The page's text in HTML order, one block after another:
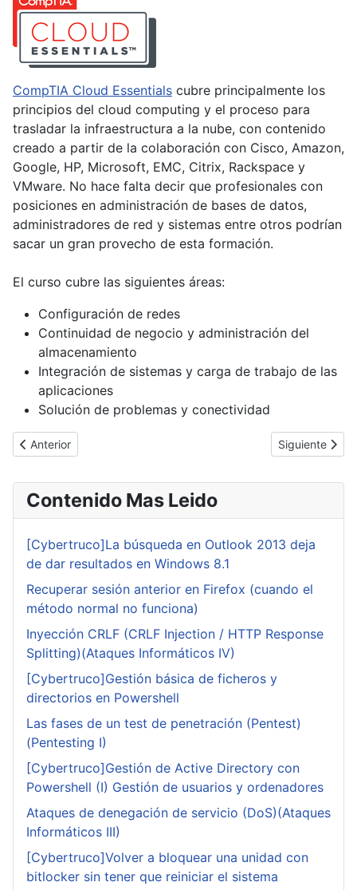
CompTIA Cloud Essentials cubre principalmente los
principios del cloud computing y el proceso para
trasladar la infraestructura a la nube, con contenido
creado a partir de la colaboración con Cisco, Amazon,
Google, HP, Microsoft, EMC, Citrix, Rackspace y
VMware. No hace falta decir que profesionales con
posiciones en administración de bases de datos,
administradores de red y sistemas entre otros podrían
sacar un gran provecho de esta formación.
El curso cubre las siguientes áreas:
Configuración de redes
Continuidad de negocio y administración del
almacenamiento
Integración de sistemas y carga de trabajo de las
aplicaciones
Solución de problemas y conectividad
Artículo anterior: Actualizaciones silenciosas de Internet Explorer
Anterior Artículo
Siguiente
Contenido Mas Leido
[Cybertruco]La búsqueda en Outlook 2013 deja
de dar resultados en Windows 8.1
Recuperar sesión anterior en Firefox (cuando el
método normal no funciona)
Inyección CRLF (CRLF Injection / HTTP Response
Splitting)(Ataques Informáticos IV)
[Cybertruco]Gestión básica de ficheros y
directorios en Powershell
Las fases de un test de penetración (Pentest)
(Pentesting I)
[Cybertruco]Gestión de Active Directory con
Powershell (I) Gestión de usuarios y ordenadores
Ataques de denegación de servicio (DoS)(Ataques
Informáticos III)
[Cybertruco]Volver a bloquear una unidad con
bitlocker sin tener que reiniciar el sistema